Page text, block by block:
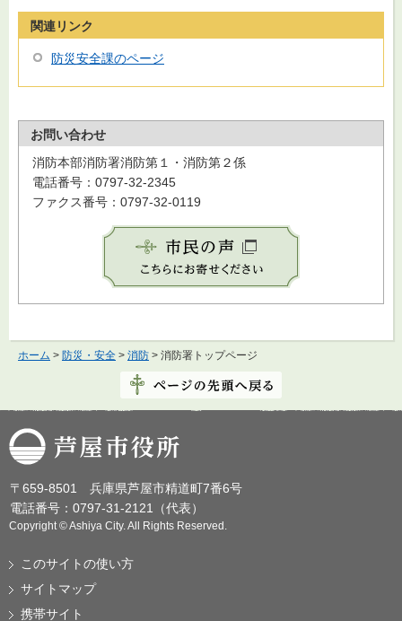
関連リンク
防災安全課のページ
お問い合わせ
消防本部消防署消防第１・消防第２係
電話番号：0797-32-2345
ファクス番号：0797-32-0119
ホーム > 防災・安全 > 消防 > 消防署トップページ
芦屋市役所
〒659-8501 兵庫県芦屋市精道町7番6号
電話番号：0797-31-2121（代表）
Copyright © Ashiya City. All Rights Reserved.
このサイトの使い方
サイトマップ
携帯サイト